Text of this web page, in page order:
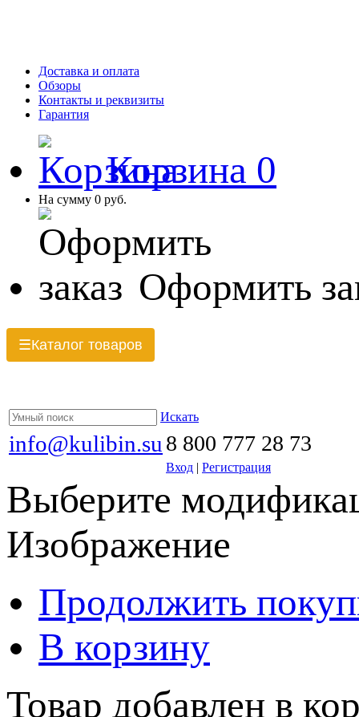
Доставка и оплата
Обзоры
Контакты и реквизиты
Гарантия
Корзина 0
На сумму 0 руб.
Оформить
☰Каталог товаров
Искать
info@kulibin.su 8 800 777 28 73
Вход | Регистрация
Выберите
Изображение
Продолжить
В корзину
Товар добавлен в